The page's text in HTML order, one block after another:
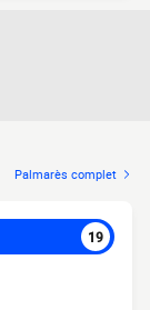
Palmarès complet
19